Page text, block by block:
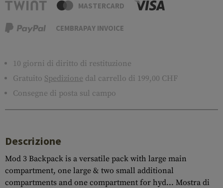
MASTERCARD
CEMBRAPAY INVOICE
10 giorni di diritto di restituzione
Gratuito Spedizione dal carrello di 199,00 CHF
Consegne di posta sul campo
Descrizione
Mod 3 Backpack is a versatile pack with large main
compartment, one large & two small additional
compartments and one compartment for hyd... Mostra di